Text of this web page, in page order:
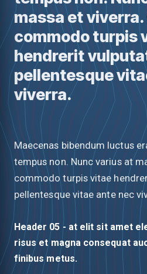
massa et
commodo turpis
hendrerit
pellentesque
viverra.
Maecenas bibendum luctus
tempus non. Nunc varius at
commodo turpis vitae
pellentesque vitae ante nec
Header 05 - at elit sit amet
risus et magna consequat
finibus metus.